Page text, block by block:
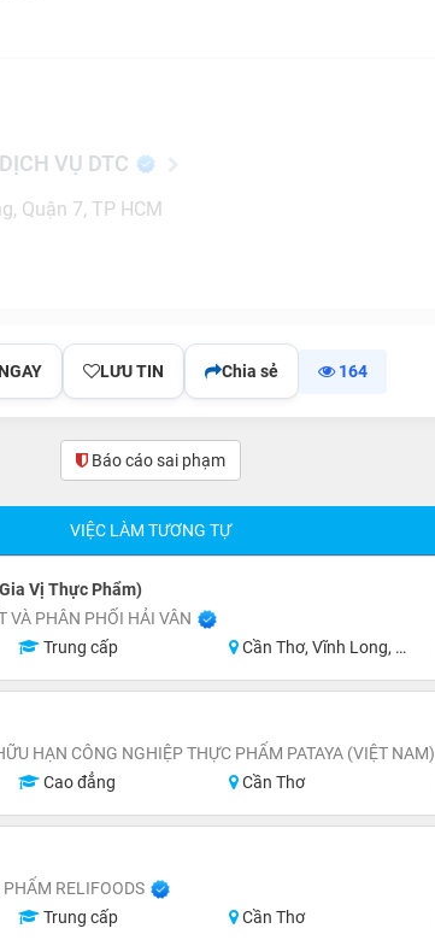
VỤ DTC
Quận 7, TP HCM
LƯU TIN Chia sẻ 164
Báo cáo sai phạm
VIỆC LÀM TƯƠNG TỰ
Vị Thực Phẩm)
VÀ PHÂN PHỐI HẢI VÂN
Trung cấp Cần Thơ, Vĩnh Long, An Giang, Kiên Giang, Đồng Tháp, Hậu Giang
HẠN CÔNG NGHIỆP THỰC PHẨM PATAYA (VIỆT NAM)
Cao đẳng Cần Thơ
RELIFOODS
Trung cấp Cần Thơ